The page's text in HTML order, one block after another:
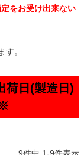
をお受け出来ない
。
荷日(製造日)